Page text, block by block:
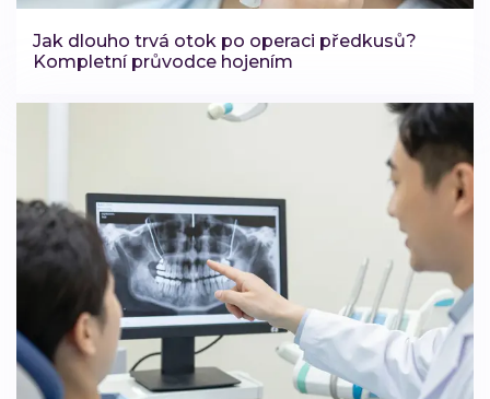
Jak dlouho trvá otok po operaci předkusů?
Kompletní průvodce hojením